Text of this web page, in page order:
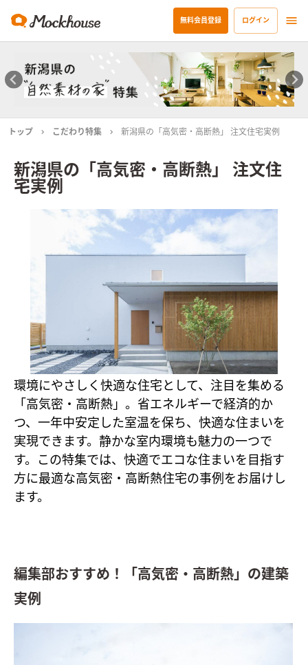
無料会員登録 ログイン
トップ こだわり特集 新潟県の「高気密・高断熱」 注文住宅実例
新潟県の「高気密・高断熱」 注文住
宅実例
環境にやさしく快適な住宅として、注目を集める
「高気密・高断熱」。省エネルギーで経済的か
つ、一年中安定した室温を保ち、快適な住まいを
実現できます。静かな室内環境も魅力の一つで
す。この特集では、快適でエコな住まいを目指す
方に最適な高気密・高断熱住宅の事例をお届けし
ます。
編集部おすすめ！「 高気密・高断熱 」の建築
実例